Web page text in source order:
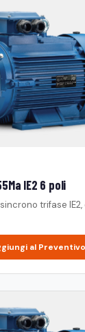
IE2 6 poli
trifase
al Preventivo